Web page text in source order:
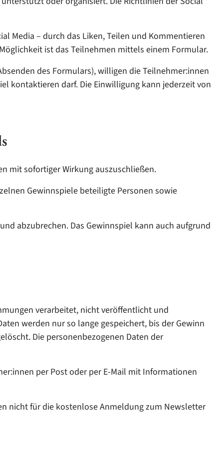
Media – durch das Liken, Teilen und Kommentieren
ist das Teilnehmen mittels einem Formular.
des Formulars), willigen die Teilnehmer:innen
kontaktieren darf. Die Einwilligung kann jederzeit von
mit sofortiger Wirkung auszuschließen.
Gewinnspiele beteiligte Personen sowie
abzubrechen. Das Gewinnspiel kann auch aufgrund
verarbeitet, nicht veröffentlicht und
werden nur so lange gespeichert, bis der Gewinn
Die personenbezogenen Daten der
per Post oder per E-Mail mit Informationen
nicht für die kostenlose Anmeldung zum Newsletter